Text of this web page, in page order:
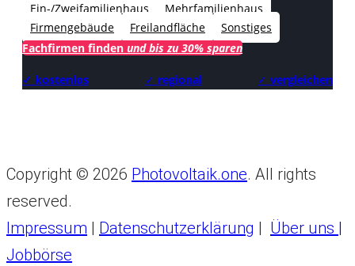
Ein-/Zweifamilienhaus
Mehrfamilienhaus
Firmengebäude
Freilandfläche
Sonstiges
Fachfirmen finden und bis zu 30% sparen
✓ kostenlos ✓ regional ✓ vergleichen
Copyright © 2026 Photovoltaik.one. All rights
reserved.
Impressum | Datenschutzerklärung | Über uns |
Jobbörse